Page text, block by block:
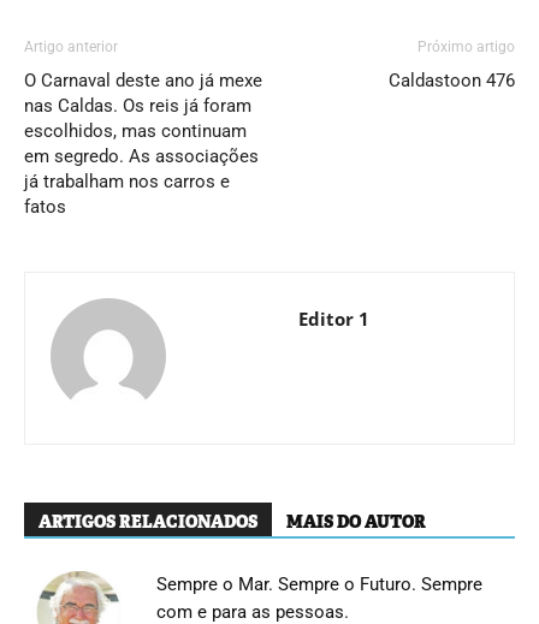
Artigo anterior
O Carnaval deste ano já mexe
nas Caldas. Os reis já foram
escolhidos, mas continuam
em segredo. As associações
já trabalham nos carros e
fatos
Próximo artigo
Caldastoon 476
Editor 1
ARTIGOS RELACIONADOS MAIS DO AUTOR
Sempre o Mar. Sempre o Futuro. Sempre
com e para as pessoas.